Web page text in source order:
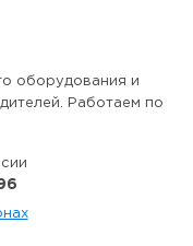
оборудования и
Работаем по